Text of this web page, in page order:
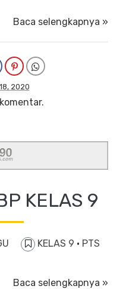
Baca selengkapnya »
2020
KELAS 9
KELAS 9 · PTS
Baca selengkapnya »